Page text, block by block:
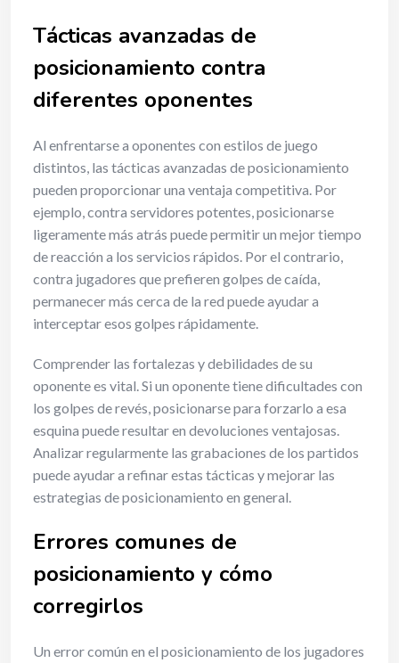
Tácticas avanzadas de
posicionamiento contra
diferentes oponentes
Al enfrentarse a oponentes con estilos de juego
distintos, las tácticas avanzadas de posicionamiento
pueden proporcionar una ventaja competitiva. Por
ejemplo, contra servidores potentes, posicionarse
ligeramente más atrás puede permitir un mejor tiempo
de reacción a los servicios rápidos. Por el contrario,
contra jugadores que prefieren golpes de caída,
permanecer más cerca de la red puede ayudar a
interceptar esos golpes rápidamente.
Comprender las fortalezas y debilidades de su
oponente es vital. Si un oponente tiene dificultades con
los golpes de revés, posicionarse para forzarlo a esa
esquina puede resultar en devoluciones ventajosas.
Analizar regularmente las grabaciones de los partidos
puede ayudar a refinar estas tácticas y mejorar las
estrategias de posicionamiento en general.
Errores comunes de
posicionamiento y cómo
corregirlos
Un error común en el posicionamiento de los jugadores